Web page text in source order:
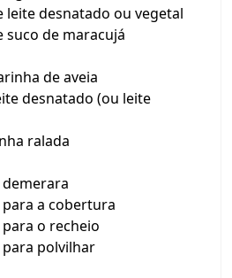
leite desnatado ou vegetal
suco de maracujá
de aveia
desnatado (ou leite
ralada
a cobertura
o recheio
para polvilhar